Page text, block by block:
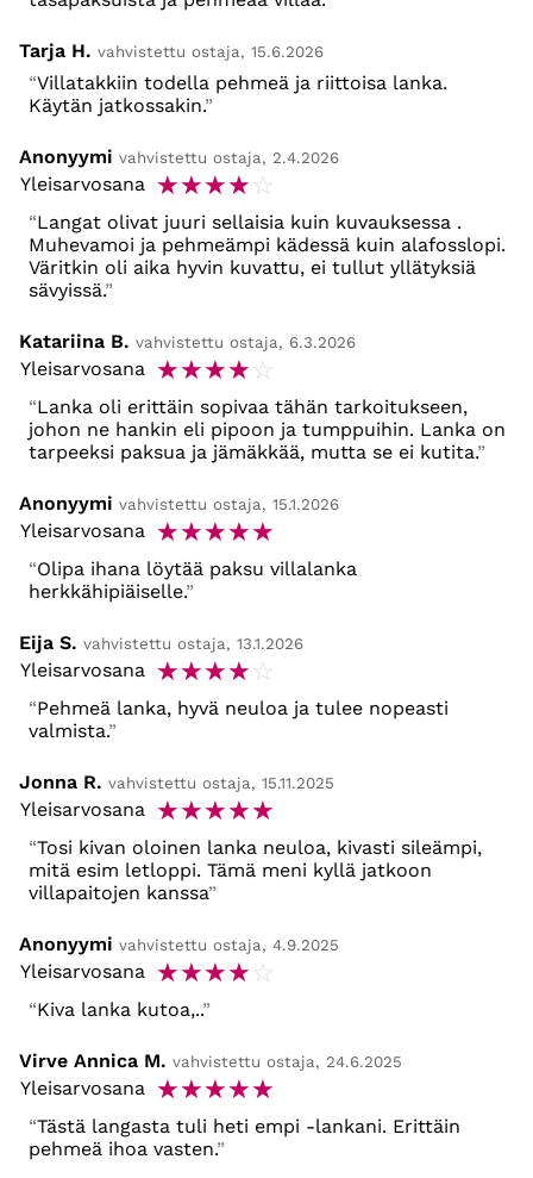
Tarja H. vahvistettu ostaja, 15.6.2026
Villatakkiin todella pehmeä ja riittoisa lanka.
Käytän jatkossakin.
Anonyymi vahvistettu ostaja, 2.4.2026
Yleisarvosana ☆☆☆☆☆
Langat olivat juuri sellaisia kuin kuvauksessa .
Muhevamoi ja pehmeämpi kädessä kuin alafosslopi.
Väritkin oli aika hyvin kuvattu, ei tullut yllätyksiä
sävyissä.
Katariina B. vahvistettu ostaja, 6.3.2026
Yleisarvosana ☆☆☆☆☆
Lanka oli erittäin sopivaa tähän tarkoitukseen,
johon ne hankin eli pipoon ja tumppuihin. Lanka on
tarpeeksi paksua ja jämäkkää, mutta se ei kutita.
Anonyymi vahvistettu ostaja, 15.1.2026
Yleisarvosana ☆☆☆☆☆
Olipa ihana löytää paksu villalanka
herkkähipiäiselle.
Eija S. vahvistettu ostaja, 13.1.2026
Yleisarvosana ☆☆☆☆☆
Pehmeä lanka, hyvä neuloa ja tulee nopeasti
valmista.
Jonna R. vahvistettu ostaja, 15.11.2025
Yleisarvosana ☆☆☆☆☆
Tosi kivan oloinen lanka neuloa, kivasti sileämpi,
mitä esim letloppi. Tämä meni kyllä jatkoon
villapaitojen kanssa
Anonyymi vahvistettu ostaja, 4.9.2025
Yleisarvosana ☆☆☆☆☆
Kiva lanka kutoa,..
Virve Annica M. vahvistettu ostaja, 24.6.2025
Yleisarvosana ☆☆☆☆☆
Tästä langasta tuli heti empi -lankani. Erittäin
pehmeä ihoa vasten.